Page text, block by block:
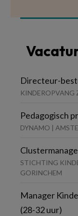
Directeur-
KINDEROPVANG
Pedagogisch
DYNAMO |
STICHTING
GORINCHEM
Manager
(28-32 uur)